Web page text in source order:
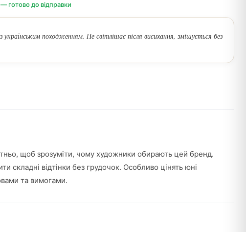
— готово до відправки
українським походженням. Не світлішає після висихання, змішується без
щоб зрозуміти, чому художники обирають цей бренд.
складні відтінки без грудочок. Особливо цінять юні
та вимогами.